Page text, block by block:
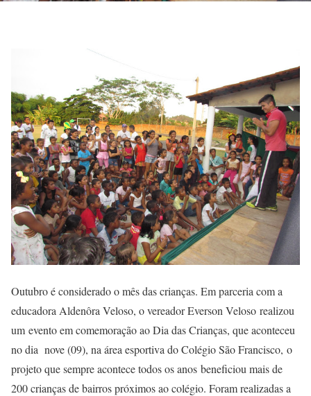
Outubro é considerado o mês das crianças. Em parceria com a
educadora Aldenôra Veloso, o vereador Everson Veloso realizou
um evento em comemoração ao Dia das Crianças, que aconteceu
no dia nove (09), na área esportiva do Colégio São Francisco, o
projeto que sempre acontece todos os anos beneficiou mais de
200 crianças de bairros próximos ao colégio. Foram realizadas a